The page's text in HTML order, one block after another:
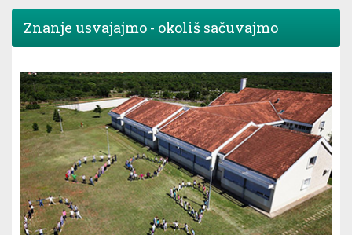
Znanje usvajajmo - okoliš sačuvajmo